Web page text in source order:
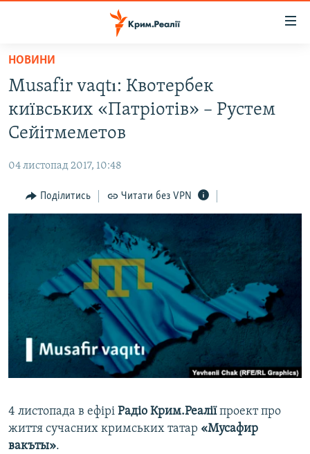
Перейти
основного
матеріалу
Перейти
до
основної
Перейти
до
пошуку
НОВИНИ
ВІДЕО ТА ФОТО
БЛОГИ
ПОГЛЯД
ІНТЕРВ'Ю
СПЕЦПРОЕКТИ
ДЕПОРТАЦІЯ
ВІДЕОУРОКИ «ELIFBE»
СВІДЧЕННЯ ОКУПАЦІЇ
УКРАЇНСЬКА ПРОБЛЕМА КРИМУ
ЯК ОБІЙТИ БЛОКУВАННЯ
Русский
Qırımtatar
НОВИНИ
Musafir vaqtı: Квотербек
київських «Патріотів» – Рустем
Сейітмеметов
04 листопад 2017, 10:48
Поділитись Читати без VPN
4 листопада в ефірі Радіо Крим.Реаліїпроект про
життя сучасних кримських татар «Мусафир
вакъты».